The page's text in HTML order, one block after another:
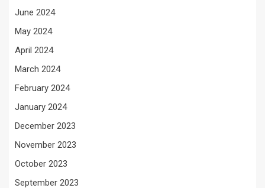
June 2024
May 2024
April 2024
March 2024
February 2024
January 2024
December 2023
November 2023
October 2023
September 2023